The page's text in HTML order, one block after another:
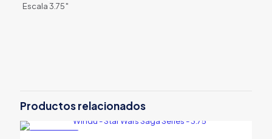
Escala 3.75″
Palpatine – Star Wars ROTS – 3.75″”
Tu dirección de correo electrónico no será publicada.
Productos relacionados